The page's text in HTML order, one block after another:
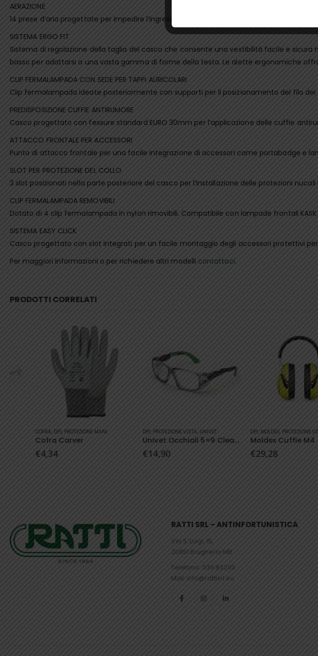
AERAZIONE
14 prese d’aria progettate per impedire l’ingresso di detriti e canali interni per una
SISTEMA ERGO FIT
Sistema di regolazione della taglia del casco che consente una vestibilità facile e
basso per adattarsi a una vasta gamma di forme della testa. Le alette ergonomiche
CLIP FERMALAMPADA CON SEDE PER TAPPI AURICOLARI
Clip fermalampada ideate posteriormente con supporti per il posizionamento del filo dei
PREDISPOSIZIONE CUFFIE ANTIRUMORE
Casco progettato con fessure standard EURO 30mm per l’applicazione delle cuffie
ATTACCO FRONTALE PER ACCESSORI
Punto di attacco frontale per una facile integrazione di accessori come portabadge e
SLOT PER PROTEZIONE DEL COLLO
3 slot posizionati nella parte posteriore del casco per l’installazione delle protezioni nucali
CLIP FERMALAMPADA REMOVIBILI
Dotato di 4 clip fermalampada in nylon rimovibili. Compatibile con lampade frontali
SISTEMA EASY CLICK
Casco progettato con slot integrati per un facile montaggio degli accessori protettivi per
Per maggiori informazioni o per richiedere altri modelli contattaci.
PRODOTTI CORRELATI
DPI,PROTEZIONE MANI
Cofra Carver
PROTEZIONE VISTA,UNIVET
Univet Occhiali 5×9 Clear 2
14,90
MOLDEX,PROTEZIONE UDITO
Moldex Cuffie M4
29,28
RATTI SRL – ANTINFORTUNISTICA
Via S. Luigi, 15,
20861 Brugherio MB
Telefono: 039 832110
Mail: info@rattisrl.eu